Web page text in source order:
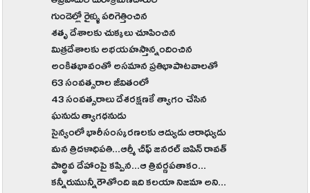
గుండెల్లో రైళ్ళు పరిగెత్తించిన
శతృ దేశాలకు చుక్కలు చూపించిన
మిత్రదేశాలకు అభయహస్తాన్నందించిన
అంకితభావంతో అసమాన ప్రతిభాపాటవాలతో
63 సంవత్సరాల జీవితంలో
43 సంవత్సరాలు దేశరక్షణకే త్యాగం చేసిన
ఘనుడు త్యాగధనుడు
సైన్యంలో భారీసంస్కరణలకు ఆద్యుడు ఆరాధ్యుడు
మన త్రిదళాధిపతి...ఆర్మీ చీఫ్ ‌జనరల్ బిపిన్ రావత్
పార్థివ దేహాంపై కప్పిన...ఆ త్రివర్ణపతాకం...
కన్నీరుమున్నీరౌతోంది ఇది కలయా నిజమా అని...